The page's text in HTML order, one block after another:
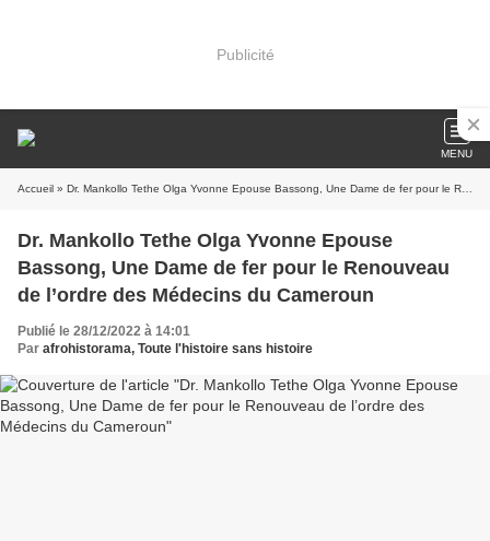
Publicité
MENU
Accueil » Dr. Mankollo Tethe Olga Yvonne Epouse Bassong, Une Dame de fer pour le Renouveau de l’ordre des Médecins du Cameroun
Dr. Mankollo Tethe Olga Yvonne Epouse
Bassong, Une Dame de fer pour le Renouveau
de l’ordre des Médecins du Cameroun
Publié le 28/12/2022 à 14:01
Par afrohistorama, Toute l'histoire sans histoire